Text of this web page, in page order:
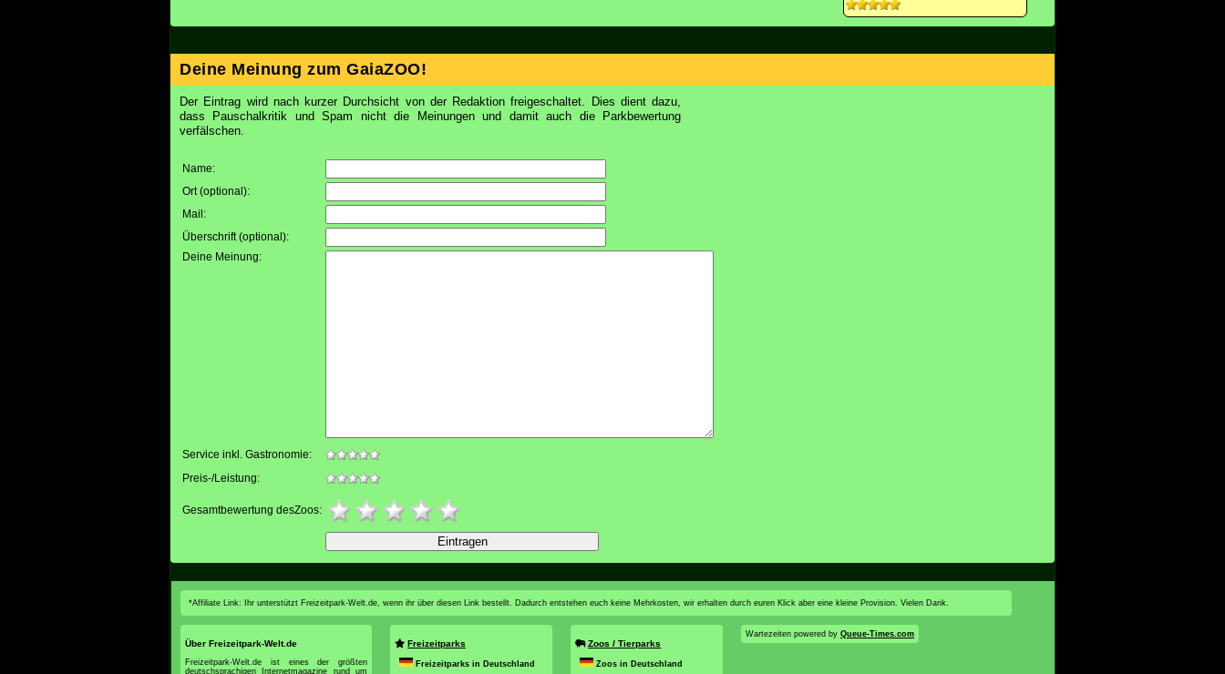
Deine Meinung zum GaiaZOO!
Der Eintrag wird nach kurzer Durchsicht von der Redaktion freigeschaltet. Dies dient dazu,
dass Pauschalkritik und Spam nicht die Meinungen und damit auch die Parkbewertung
verfälschen.
Name:
Ort (optional):
Mail:
Überschrift (optional):
Deine Meinung:
Service inkl. Gastronomie:
Preis-/Leistung:
Gesamtbewertung desZoos:
*Affiliate Link: Ihr unterstützt Freizeitpark-Welt.de, wenn ihr über diesen Link bestellt. Dadurch entstehen euch keine Mehrkosten, wir erhalten durch euren Klick aber eine kleine Provision. Vielen Dank.
Über Freizeitpark-Welt.de
Freizeitpark-Welt.de ist eines der größten
deutschsprachigen Internetmagazine rund um
Freizeitparks
Freizeitparks in Deutschland
Zoos / Tierparks
Zoos in Deutschland
Wartezeiten powered by Queue-Times.com